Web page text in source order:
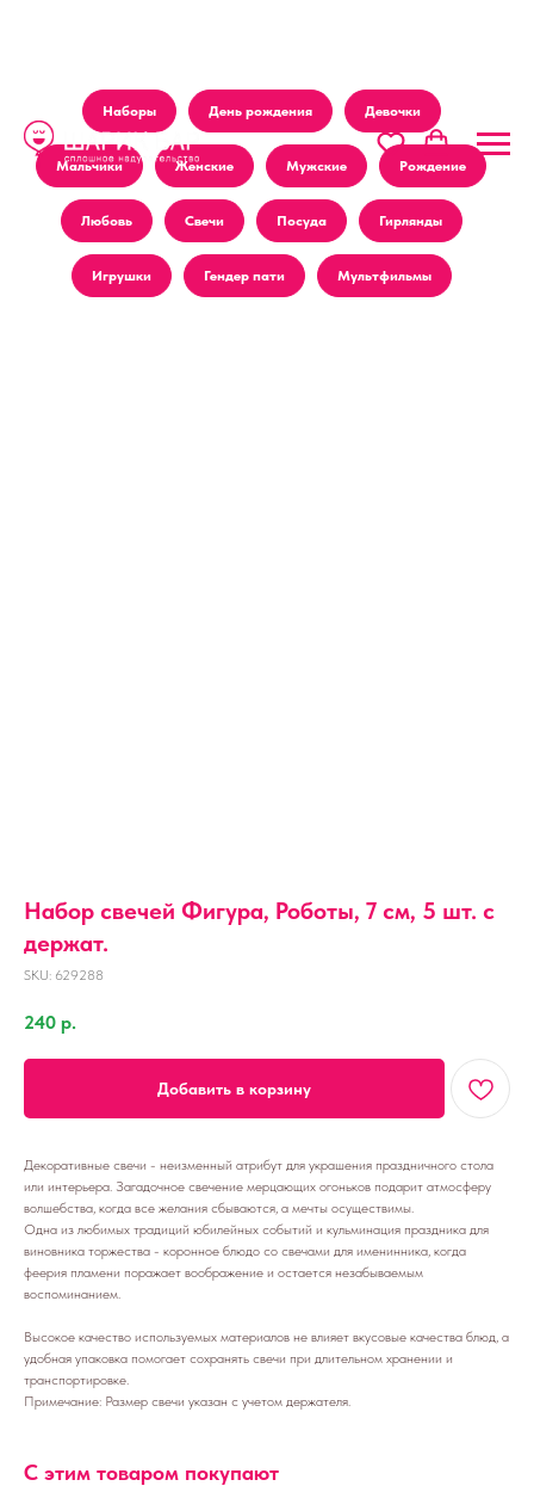
Наборы День рождения Девочки
Мальчики Женские Мужские Рождение
Любовь Свечи Посуда Гирлянды
Игрушки Гендер пати Мультфильмы
Набор свечей Фигура, Роботы, 7 см, 5 шт. с
держат.
SKU: 629288
240 р.
Добавить в корзину
Декоративные свечи - неизменный атрибут для украшения праздничного стола
или интерьера. Загадочное свечение мерцающих огоньков подарит атмосферу
волшебства, когда все желания сбываются, а мечты осуществимы.
Одна из любимых традиций юбилейных событий и кульминация праздника для
виновника торжества - коронное блюдо со свечами для именинника, когда
феерия пламени поражает воображение и остается незабываемым
воспоминанием.
Высокое качество используемых материалов не влияет вкусовые качества блюд, а
удобная упаковка помогает сохранять свечи при длительном хранении и
транспортировке.
Примечание: Размер свечи указан с учетом держателя.
С этим товаром покупают